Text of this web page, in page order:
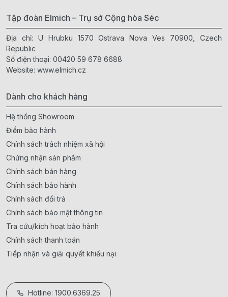
Tập đoàn Elmich – Trụ sở Cộng hòa Séc
Địa chỉ: U Hrubku 1570 Ostrava Nova Ves 70900, Czech
Republic
Số điện thoại: 00420 59 678 6688
Website: www.elmich.cz
Dành cho khách hàng
Hệ thống Showroom
Điểm bảo hành
Chính sách trách nhiệm xã hội
Chứng nhận sản phẩm
Chính sách bán hàng
Chính sách bảo hành
Chính sách đổi trả
Chính sách bảo mật thông tin
Tra cứu/kích hoạt bảo hành
Chính sách thanh toán
Tiếp nhận và giải quyết khiếu nại
Hotline: 1900.6369.25